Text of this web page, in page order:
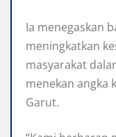
Ia menegaskan
meningkatkan
masyarakat
menekan angka
Garut.